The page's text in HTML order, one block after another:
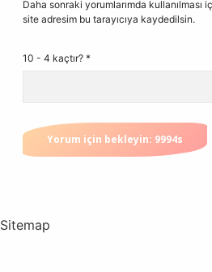
Daha sonraki yorumlarımda kullanılması
site adresim bu tarayıcıya kaydedilsin.
10 - 4 kaçtır? *
Sitemap